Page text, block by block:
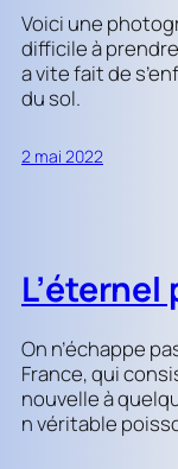
Voici une
difficile à
a vite fait de
du sol.
2 mai 2022
L’éternel
On n’échappe
France, qui
nouvelle à
n véritable